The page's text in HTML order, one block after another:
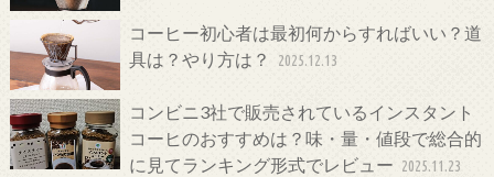
コーヒー初心者は最初何からすればいい？道
具は？やり方は？
2025.12.13
コンビニ3社で販売されているインスタント
コーヒのおすすめは？味・量・値段で総合的
に見てランキング形式でレビュー 2025.11.23